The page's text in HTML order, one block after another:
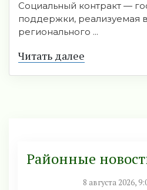
Социальный контракт —
поддержки, реализуемая
регионального ...
Читать далее
Районные
8 августа 2026,